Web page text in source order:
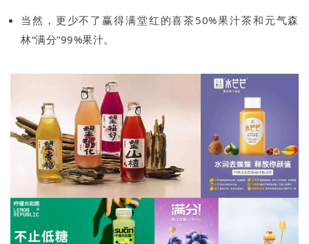
当然，更少不了赢得满堂红的喜茶50%果汁茶和元气森
林“满分”99%果汁。